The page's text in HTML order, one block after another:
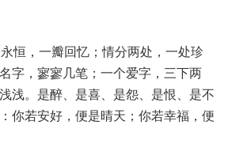
恒，一瓣回忆；情分两处，一处珍
字，寥寥几笔；一个爱字，三下两
浅。是醉、是喜、是怨、是恨、是不
你若安好，便是晴天；你若幸福，便